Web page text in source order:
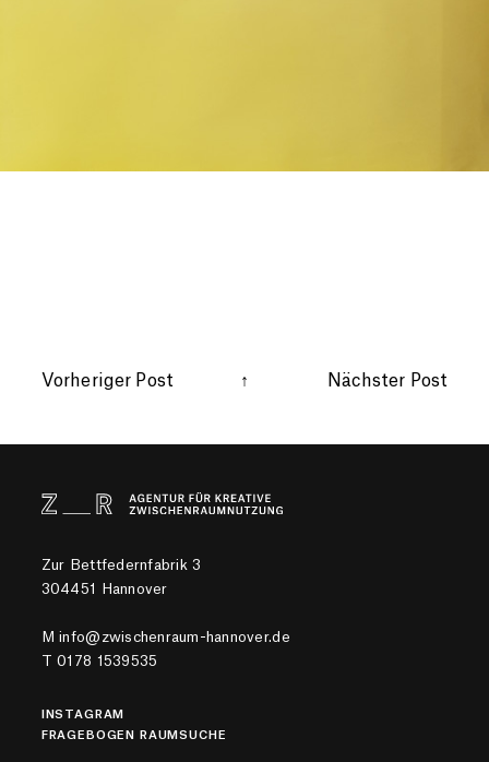
Vorheriger Post ↑ Nächster Post
Zur Bettfedernfabrik 3
304451 Hannover
Minfo@zwischenraum-hannover.de
T0178 1539535
INSTAGRAM
FRAGEBOGEN RAUMSUCHE